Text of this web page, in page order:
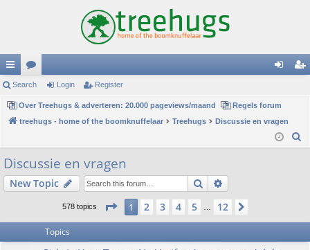
ui
ck
lin
ks
or
u
m
s
in
Search Login Register
Over Treehugs & adverteren: 20.000 pageviews/maand
Regels forum
treehugs - home of the boomknuffelaar
Treehugs
Discussie en vragen
Discussie en vragen
New Topic Search
578 topics Page 1of12
1 2 3 4 5 12
Topics